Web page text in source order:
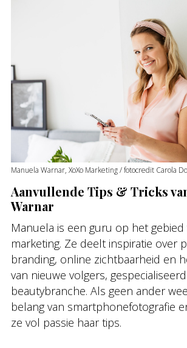
Manuela Warnar, XoXo Marketing / fotocredit Carola
Aanvullende Tips & Tricks
Warnar
Manuela is een guru op het
marketing. Ze deelt inspiratie over
branding, online zichtbaarheid en
van nieuwe volgers,
beautybranche. Als geen ander
belang van smartphonefotografie
ze vol passie haar tips.